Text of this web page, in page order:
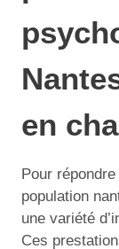
en
Pour
population
une variété
Ces